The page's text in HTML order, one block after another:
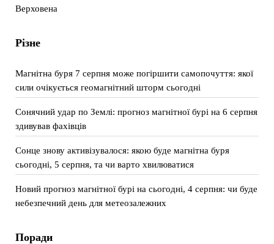
Верховена
Різне
Магнітна буря 7 серпня може погіршити самопочуття: якої
сили очікується геомагнітний шторм сьогодні
Сонячний удар по Землі: прогноз магнітної бурі на 6 серпня
здивував фахівців
Сонце знову активізувалося: якою буде магнітна буря
сьогодні, 5 серпня, та чи варто хвилюватися
Новий прогноз магнітної бурі на сьогодні, 4 серпня: чи буде
небезпечний день для метеозалежних
Поради